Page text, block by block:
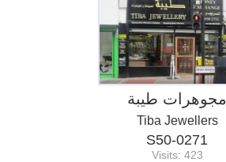
مجوهرات طيبة
Tiba Jewellers
S50-0271
Visits: 423